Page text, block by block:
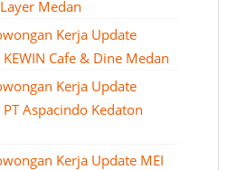
Medan
Kerja Update
Cafe & Dine Medan
Kerja Update
Aspacindo Kedaton
Kerja Update MEI